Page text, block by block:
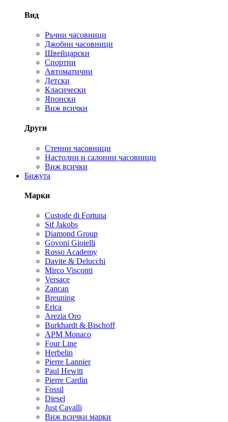
Вид
Ръчни часовници
Джобни часовници
Швейцарски
Спортни
Автоматични
Детски
Класически
Японски
Виж всички
Други
Стенни часовници
Настолни и салонни часовници
Виж всички
Бижута
Марки
Custode di Fortuna
Sif Jakobs
Diamond Group
Govoni Gioielli
Rosso Academy
Davite & Delucchi
Mirco Visconti
Versace
Zancan
Breuning
Erica
Arezia Oro
Burkhardt & Bischoff
APM Monaco
Four Line
Herbelin
Pierre Lannier
Paul Hewitt
Pierre Cardin
Fossil
Diesel
Just Cavalli
Виж всички марки